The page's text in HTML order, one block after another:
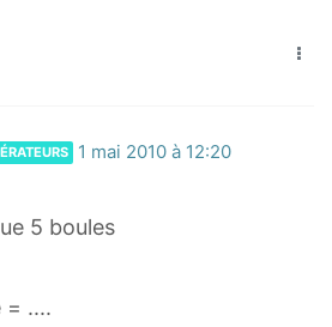
1 mai 2010 à 12:20
5 boules
= ....